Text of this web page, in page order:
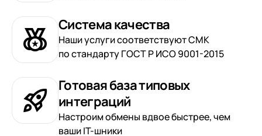
Система качества
Наши услуги соответствуют СМК
по стандарту ГОСТ Р ИСО 9001-2015
Готовая база типовых
интеграций
Настроим обмены вдвое быстрее, чем
ваши IT-шники